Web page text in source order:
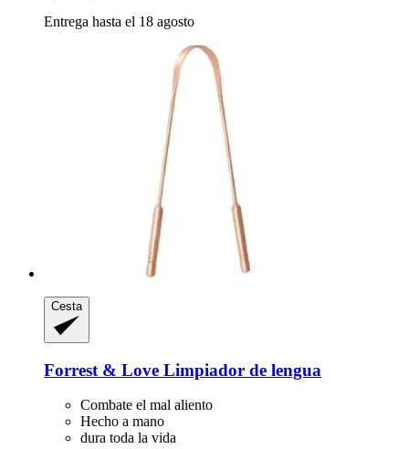
Entrega hasta el 18 agosto
Cesta
Forrest & Love Limpiador de lengua
Combate el mal aliento
Hecho a mano
dura toda la vida